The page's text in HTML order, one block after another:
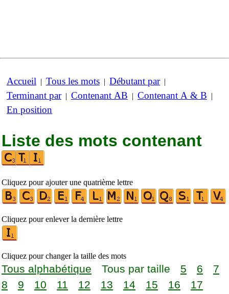
Accueil | Tous les mots | Débutant par|
Terminant par| Contenant AB | Contenant A & B |
En position
Liste des mots contenant
Cliquez pour ajouter une quatrième lettre
Cliquez pour enlever la dernière lettre
Cliquez pour changer la taille des mots
Tous alphabétique Tous par taille 5 6
7
8
9 10 11 12 13 14 15 16
17